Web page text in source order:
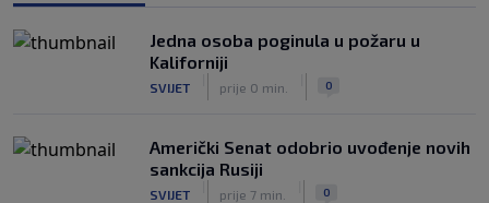
se pitaju gdje je i šta radi (VIDEO)
OSTALI SPORTOVI prije 5 h
Jedna osoba poginula u požaru u
Kaliforniji
SVIJET prije 0 min. 0
Američki Senat odobrio uvođenje novih
sankcija Rusiji
SVIJET prije 7 min. 0